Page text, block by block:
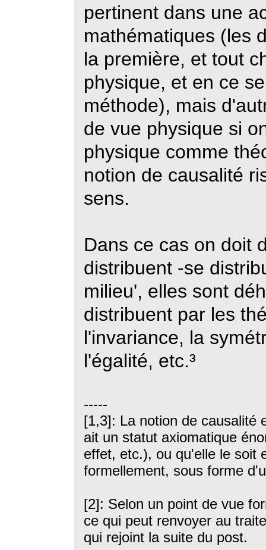
pertinent dans une
mathématiques (les
la première, et tout
physique, et en ce
méthode), mais
de vue physique si
physique comme
notion de causalité
sens.
Dans ce cas on doit
distribuent -se
milieu', elles sont
distribuent par les
l'invariance, la
l'égalité, etc.³
-----
[1,3]: La notion de causalité
ait un statut axiomatique
effet, etc.), ou qu'elle le soit
formellement, sous forme
[2]: Selon un point de vue
ce qui peut renvoyer au
qui rejoint la suite du post.